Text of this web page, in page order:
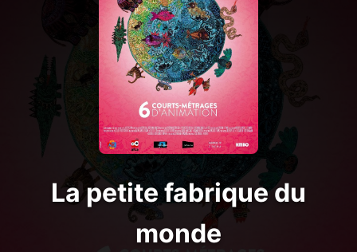
La petite fabrique du
monde